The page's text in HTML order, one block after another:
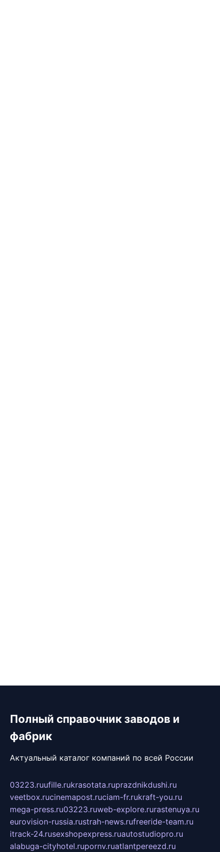
Полный справочник заводов и
фабрик
Актуальный каталог компаний по всей России
03223.ruufille.rukrasotata.ruprazdnikdushi.ru
veetbox.rucinemapost.ruciam-fr.rukraft-you.ru
mega-press.ru03223.ruweb-explore.rurastenuya.ru
eurovision-russia.rustrah-news.rufreeride-team.ru
itrack-24.rusexshopexpress.ruautostudiopro.ru
alabuga-cityhotel.rupornv.ruatlantpereezd.ru